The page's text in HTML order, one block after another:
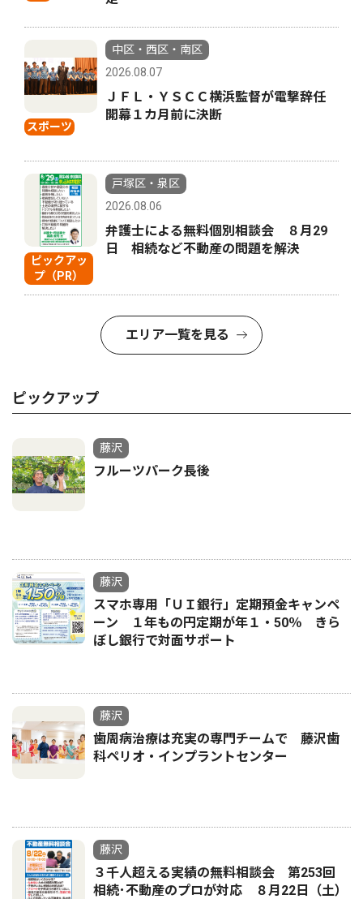
スポーツ
中区・西区・南区
2026.08.07
ＪＦＬ・ＹＳＣＣ横浜監督が電撃辞任
開幕１カ月前に決断
ピックアッ
プ（PR）
戸塚区・泉区
2026.08.06
弁護士による無料個別相談会 ８月29
日 相続など不動産の問題を解決
エリア一覧を見る
ピックアップ
藤沢
フルーツパーク長後
藤沢
スマホ専用「ＵＩ銀行」定期預金キャンペ
ーン １年もの円定期が年１・50％ きら
ぼし銀行で対面サポート
藤沢
歯周病治療は充実の専門チームで 藤沢歯
科ペリオ・インプラントセンター
藤沢
３千人超える実績の無料相談会 第253回
相続･不動産のプロが対応 ８月22日（土）